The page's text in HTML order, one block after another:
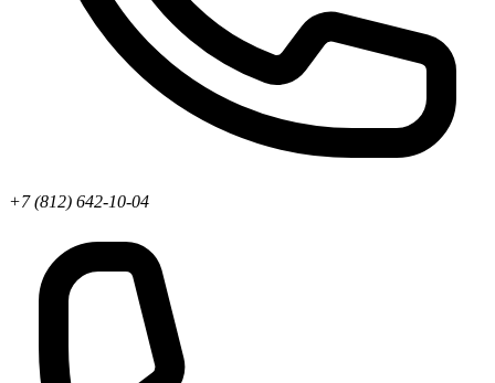
+7 (812) 642-10-04